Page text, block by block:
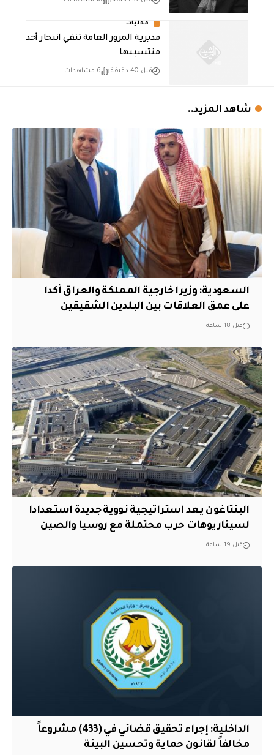
محليات
مديرية المرور العامة تنفي انتحار أحد
منتسبيها
قبل 40 دقيقة 6 مشاهدات
شاهد المزيد..
السعودية: وزيرا خارجية المملكة والعراق أكدا
على عمق العلاقات بين البلدين الشقيقين
قبل 18 ساعة
البنتاغون يعد استراتيجية نووية جديدة استعدادا
لسيناريوهات حرب محتملة مع روسيا والصين
قبل 19 ساعة
الداخلية: إجراء تحقيق قضائي في (433) مشروعاً
مخالفاً لقانون حماية وتحسين البيئة